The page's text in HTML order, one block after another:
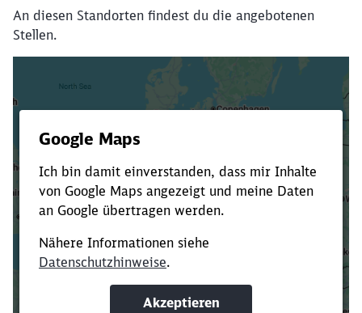
An diesen Standorten findest du die angebotenen
Stellen.
Verkürze die Ladezeit, indem du Suchbegriffe
oder Filter hinzufügst.